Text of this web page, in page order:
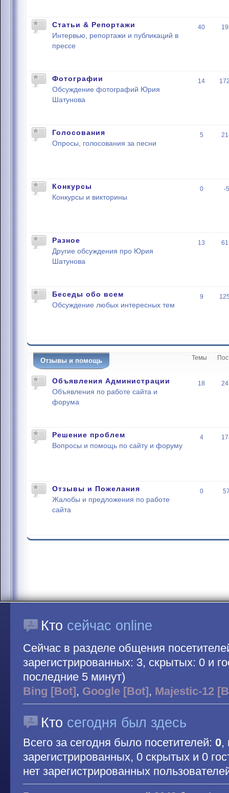
Статьи & Репортажи
Интервью, репортажи и публикаций в
прессе
40
Фотографии
Обсуждение фотографий Юрия
Шатунова
14
Голосования
Опросы, голосования за песни
5
Конкурсы
Конкурсы и викторины
0 -
Разное
Другие обсуждения про Юрия
Шатунова
13
Беседы обо всем
Обсуждение любых интересных тем
9
Отзывы и помощь Темы
Объявления Администрации
Объявления по работе сайта и
форума
18
Решение проблем
Вопросы и помощь по сайту и форуму
4
Отзывы и Пожелания
Жалобы и предложения по работе
сайта
0
Кто сейчас online
Сейчас в разделе общения
зарегистрированных: 3, скрытых: 0 и
последние 5 минут)
Bing [Bot], Google [Bot], Majestic-12
Кто сегодня был здесь
Всего за сегодня было посетителей: 0,
зарегистрированных, 0 скрытых и 0
нет зарегистрированных